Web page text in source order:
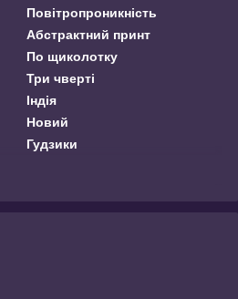
Повітропроникність
Абстрактний принт
По щиколотку
Три чверті
Індія
Новий
Гудзики